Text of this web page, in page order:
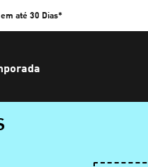
em até 30 Dias*